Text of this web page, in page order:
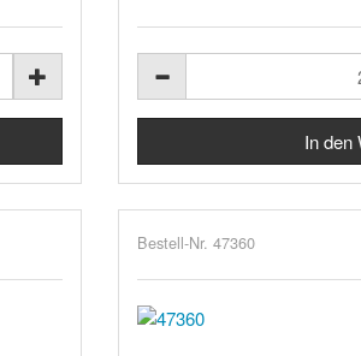
Bestell-Nr. 47360